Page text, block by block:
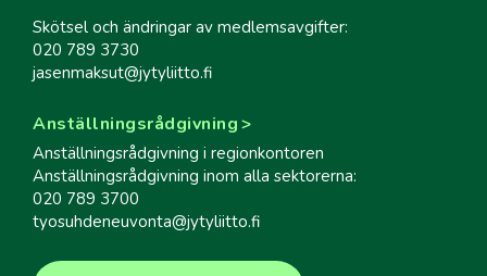
Skötsel och ändringar av medlemsavgifter:
020 789 3730
jasenmaksut@jytyliitto.fi
Anställningsrådgivning
Anställningsrådgivning i regionkontoren
Anställningsrådgivning inom alla sektorerna:
020 789 3700
tyosuhdeneuvonta@jytyliitto.fi